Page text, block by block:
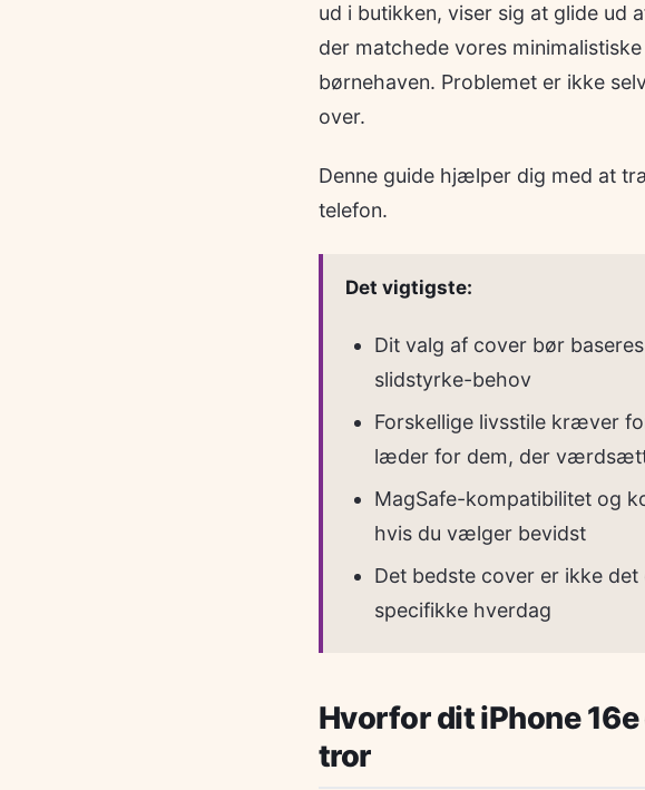
ud i butikken, viser sig at glide ud
der matchede vores
børnehaven. Problemet er ikke
over.
Denne guide hjælper dig med at
telefon.
Det vigtigste:
Dit valg af cover bør
slidstyrke-behov
Forskellige livsstile kræver
læder for dem, der
MagSafe-kompatibilitet og
hvis du vælger bevidst
Det bedste cover er ikke
specifikke hverdag
Hvorfor dit iPhone
tror